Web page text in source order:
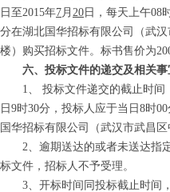
日至2015年7月 20 日，每天上午08
分在湖北国华招标有限公司（武
楼）购买招标文件。标书售价为
六、投标文件的递交及相关事
1、 投标文件递交的截止时间
日 9时30分，投标人应于当日 8时00
国华招标有限公司（武汉市武昌区
2、逾期送达的或者未送达指
标文件，招标人不予受理。
3、开标时间同投标截止时间